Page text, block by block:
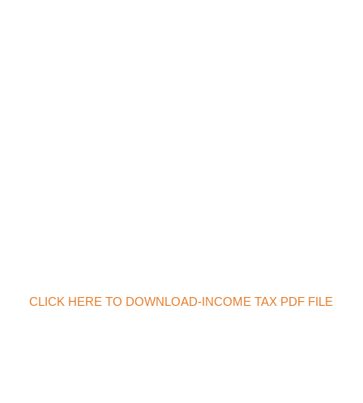
CLICK HERE TO DOWNLOAD-INCOME TAX PDF FILE